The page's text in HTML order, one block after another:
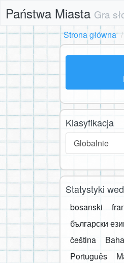
Państwa Miasta Gra
Strona główna
Klasyfikacja
Globalnie
Statystyki
bosanski
български
čeština
Português